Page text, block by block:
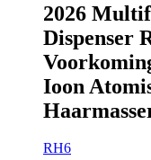
2026
Dispenser
Ioon
RH6